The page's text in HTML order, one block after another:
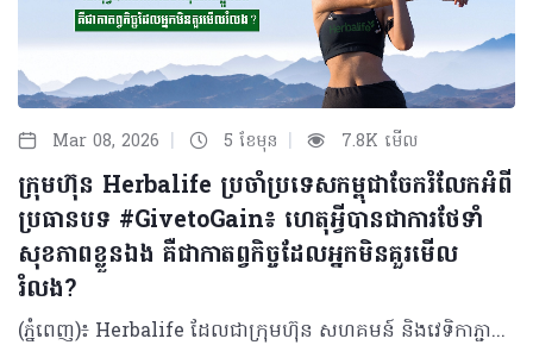
Mar 08, 2026 | 5 ខែមុន | 7.8K មើល
ក្រុមហ៊ុន Herbalife ប្រចាំប្រទេសកម្ពុជាចែករំលែកអំពី
ប្រធានបទ #GivetoGain៖ ហេតុអ្វីបានជាការថែទាំ
សុខភាពខ្លួនឯង គឺជាកាតព្វកិច្ចដែលអ្នកមិនគួរមើល
រំលង?
(ភ្នំពេញ)៖ Herbalife ដែលជាក្រុមហ៊ុន សហគមន៍ និងវេទិកាភ្ជាប់ទំនាក់ទំនង លំដាប់ថ្នាក់ពិភពលោក ផ្នែកសុខភាព និងសុខុមាលភាពបានចែករំលែកអំពី មូលហេតុដែលការថែទាំសុខភាពខ្លួនឯង គឺជាកាតព្វកិច្ចដែលអ្នកមិនគួរមើលរំលង។ ខណៈដែលយើងប្រារព្ធទិវានារីអន្តរជាតិឆ្នាំ ២០២៦ ប្រធានបទ #GiveToGain លើកទឹកចិត្តឱ្យមានការផ្លាស់ប្តូរវិជ្ជមានយូរអង្វែង មិនត្រឹមតែសម្រាប់អ្នកដទៃប៉ុណ្ណោះទេ ប៉ុន្តែគឺសម្រាប់ខ្លួនយើងផ្ទាល់ផងដែរ។ នៅក្នុងគ្រួសារជាច្រើននៅតំបន់អាស៊ីប៉ាស៊ីហ្វិក ស្ត្រីតែងតែរ៉ាប់រងតួនាទីជាច្រើនក្នុងពេលតែមួយ ជាអ្នកជំនាញនៅកន្លែងធ្វើការ ជាអ្នកសម្រេចចិត្តចំពោះកិច្ចការនានានៅផ្ទះ ហើយក៏ជាបង្គោលដ៏រឹងមាំផ្នែកស្មារតីសម្រាប់សមាជិកគ្រួសារទាំងមូលផងដែរ។ ការទទួលខុសត្រូវច្រើនទាំងនេះ តែងតែធ្វើឱ្យមានការទទួលទានអាហារមិនដិតដល់ ឬទាំងប្រញាប់ប្រញាល់ គេងមិនបានគ្រប់គ្រាន់ ភាពតានតឹងកើនឡើង ដែលនាំឱ្យសុខភាព និងសុខុមាលភាពធ្លាក់ចុះ ហើយជារឿយៗច្រើនតែត្រូវបានមើលរំលង។ ក្នុងនាមជាសមាជិកនៃក្រុមប្រឹក្សាយោបល់ផ្នែករបបអាហាររបស់ Herbalife ដែលធ្វើការជាមួយប្រទេសក្នុងតំបន់អាស៊ីប៉ាស៊ីហ្វិក មានការពិតមួយដែលខ្ញុំសង្កេតឃើញម្តងហើយម្តងទៀត៖ នៅពេលដែលស្ត្រីចាប់ផ្តើមវិនិយោគលើសុខភាពផ្ទាល់ខ្លួន គ្រួសារ កន្លែងធ្វើការ និងមនុស្សជំនាន់ក្រោយរបស់ពួកគេក៏ទទួលបានផលប្រយោជន៍ផងដែរ។ តាមរយៈការធ្វើការយ៉ាងជិតស្និទ្ធជាមួយស្ត្រីដែលត្រូវរ៉ាប់រងការទទួលខុសត្រូវច្រើន ប្រធានបទ #GiveToGain បានគូសបញ្ជាក់ពីការពិតដ៏សាមញ្ញមួយ៖ ការថែទាំសុខភាពខ្លួនឯង គឺជាមធ្យោបាយដ៏មានប្រសិទ្ធភាពបំផុតមួយ ដើម្បីរក្សាថាមពល និងភាពធន់ដែលចាំបាច់សម្រាប់ទ្រទ្រង់ទាំងការងារ និងគ្រួសារ។ ការផ្តល់ឱ្យរាងកាយ៖ តួនាទីនៃអាហារូបត្ថម្ភ និងជាតិទឹក ស្ត្រីនៅទូទាំងតំបន់ ក៏កំពុងប្រឈមមុខនឹងបញ្ហាអាហារូបត្ថម្ភដែលគួរឱ្យកត់សម្គាល់។ របាយការណ៍នានាបង្ហាញថា អត្រាលើសទម្ងន់ចំពោះមនុស្សពេញវ័យមានការកើនឡើងជាលំដាប់ ខណៈដែលបញ្ហាកុមារក្រិន និងជំងឺស្លេកស្លាំងនៅតែបន្តរីករាលដាលក្នុងចំណោមស្ត្រីក្នុងវ័យបន្តពូជ។ បន្ទុកទ្វេដងនេះប៉ះពាល់ដល់គ្រប់ទិដ្ឋភាពទាំងអស់ចាប់តាំងពីសុខភាពមាតា និងទារក រហូតដល់ថាមពលប្រចាំថ្ងៃ និងភាពរឹងមាំផ្នែកស្មារតី ដែលកាន់តែបញ្ជាក់ពីភាពចាំបាច់សម្រាប់ស្ត្រី ក្នុងការយកចិត្តទុកដាក់ពីសុខភាព និងសុខុមាលភាពរបស់ខ្លួនតាមរយៈការជ្រើសរើសដ៏ត្រឹមត្រូវ និងប្រកបដោយការយល់ដឹង។ អាហារូបត្ថម្ភគឺជាគ្រឹះនៃសុខភាព ដែលជួយទ្រទ្រង់ដល់កម្រិតថាមពល ស្ថិរភាពមេតាប៉ូលីស ប្រព័ន្ធភាពស៊ាំរឹងមាំ និងការឈានចូលវ័យជរាប្រកបដោយសុខភាពល្អពេញមួយជីវិតរបស់ស្ត្រី។ ការសិក្សានានាបានបង្ហាញថា កង្វះមីក្រូសារជាតិ ជាពិសេសជាតិដែក ហ្វូឡាត (folate) និងវីតាមីន B12 គឺជារឿងធម្មតាក្នុងចំណោមស្ត្រីក្នុងវ័យបន្តពូជនៅទូទាំងអាស៊ី បើទោះបីជាពួកគេទទួលបានបរិមាណកាឡូរីគ្រប់គ្រាន់ក៏ដោយ។ ការញ៉ាំទឹកឱ្យបានគ្រប់គ្រាន់ (ប្រហែល ២ លីត្រក្នុងមួយថ្ងៃ) ជួយឱ្យរាងកាយប្រើប្រាស់សារធាតុចិញ្ចឹមបានល្អ និងរក្សាមុខងារប្រចាំថ្ងៃ។ ដើម្បីរក្សាសុខភាពឱ្យបានល្អ ស្ត្រីគួរទម្លាប់យកទឹកតាមខ្លួន ជ្រើសរើសភេសជ្ជៈដែលមានជាតិស្ករទាប និងកម្រិតការញ៉ាំជាតិកាហ្វេអ៊ីនឱ្យបានសមស្រប ដើម្បីកុំឱ្យប៉ះពាល់ដល់តុល្យភាពជាតិទឹកក្នុងរាងកាយ។ ការផ្លាស់ប្តូរអ័រម៉ូន កំណត់តម្រូវការអាហារូបត្ថម្ភ ពេញមួយជីវិតរបស់ស្ត្រី តម្រូវការអាហារូបត្ថម្ភវិវឌ្ឍទៅតាមការផ្លាស់ប្តូរអ័រម៉ូន។ ឧទាហរណ៍៖ ក្នុងអំឡុងពេលមានរដូវ៖ ការបាត់បង់ជាតិដែកជាទៀងទាត់បានបង្កើនតម្រូវការអាហារដែលសម្បូរជាតិដែក ដូចជា សាច់គ្មានខ្លាញ់ សណ្តែកលីងទីល (lentils) សណ្តែកគ្រប់ប្រភេទ បន្លែស្លឹកបៃតង និងគ្រាប់ធញ្ញជាតិដែលបន្ថែមសារធាតុចិញ្ចឹម។ ការទទួលទានអាហារទាំងនេះ រួមជាមួយផ្លែឈើ និងបន្លែដែលសម្បូរវីតាមីន C នឹងជួយបង្កើនប្រសិទ្ធភាពនៃការបឺតស្រូបជាតិដែកចូលទៅក្នុងរាងកាយ។ ដំណាក់កាលអស់រដូវ៖ នាំមកនូវការប្រែប្រួលអ័រម៉ូន និងការផ្លាស់ប្តូរប្រព័ន្ធមេតាប៉ូលីស ដែលបង្កើនហានិភ័យនៃជំងឺសរសៃឈាមបេះដូង។ ដើម្បីទប់ស្កាត់បញ្ហានេះ ស្ត្រីគួរផ្ដោតលើការញ៉ាំបន្លែ ផ្លែឈើ និងអាហារសម្បូរអូមេហ្គា-៣ (ដូចជាត្រី និងគ្រាប់ធញ្ញជាតិ) ដើម្បីរក្សាកម្រិតកូឡេស្តេរ៉ុលឱ្យមានតុល្យភាព បន្ថែមពីនេះការញ៉ាំអាហារដែលមានជាតិសរសៃខ្ពស់ (ដូចជា សណ្តែក ផ្លែប៉ោមជាដើម) នឹងជួយគ្រប់គ្រងជាតិខ្លាញ់ក្នុងឈាម និងជួយឱ្យឆាប់ឆ្អែត ដែលមានប្រយោជន៍ខ្លាំងក្នុងការរក្សារាង និងទម្ងន់។ ចាប់ពីវ័យ ៤០ ឆ្នាំឡើងទៅ៖ ការថយចុះអរម៉ូនអ៊ឹស្ត្រូសែន (estrogen) អាចពន្លឿនការបាត់បង់កម្លាំងសាច់ដុំតាមអាយុ (sarcopenia)។ ការធ្វើសកម្មភាពរាងកាយឱ្យបានគ្រប់គ្រាន់ រួមទាំងការហាត់ប្រាណដែលផ្តោតលើការពង្រឹងកម្លាំង (resistance training) និងការទទួលទានប្រូតេអ៊ីនគ្រប់គ្រាន់ គឺចាំបាច់ណាស់សម្រាប់រក្សាសាច់ដុំ និងកម្លាំង។ ការប្រើប្រាស់អាហារបំប៉នអាចជួយបំពេញចន្លោះខ្វះខាតនៃរបបអាហារ ប៉ុន្តែគួរតែត្រូវបានរៀបចំឡើងឱ្យស្របតាមតម្រូវការបុគ្គល និងណែនាំដោយអ្នកជំនាញ ឬគ្រូបង្វឹកដែលមានការបណ្តុះបណ្តាលត្រឹមត្រូវ។ ទំនាក់ទំនងរវាងភាពតានតឹង ការគេង និងការគ្រប់គ្រងទម្ងន់ ការគេងលក់ស្កប់ស្កល់ ការហាត់ប្រាណ និងការគ្រប់គ្រងស្ត្រេស គឺជាកត្តាដែលមិនអាចខ្វះបានក្នុងការរក្សាទម្ងន់ និងសម្រស់ស្បែក។ ការអនុវត្តទម្លាប់ទាំងនេះឱ្យបានជាប់លាប់ នឹងជួយឱ្យអ័រម៉ូនមានតុល្យភាព ជម្រុញប្រព័ន្ធដុតរំលាយអាហារ និងជួយឱ្យរាងកាយមានសមត្ថភាពជួសជុលកោសិកាដែលខូចខាតឡើងវិញបានយ៉ាងល្អ។ ការហាត់ប្រាណកម្រិតមធ្យម ១៥០ នាទីក្នុងមួយសប្តាហ៍ រួមជាមួយលំហាត់ប្រាណដែលផ្តោតលើការពង្រឹងកម្លាំង ជួយពង្រឹងសរសៃឈាមបេះដូង សាច់ដុំ ឆ្អឹង និងគុណភាពនៃការគេង ដែលជាកត្តាចាំបាច់បំផុតសម្រាប់ស្ត្រីវ័យអស់រដូវ។ បន្ថែមពីនេះ ការគេងឱ្យទៀងពេល និងការកាត់បន្ថយការប្រើទូរស័ព្ទមុនចូលគេង គឺជាគ្រឹះដ៏សំខាន់ក្នុងការទ្រទ្រង់ប្រព័ន្ធដុតរំលាយអាហារ ជួយដល់ការគ្រប់គ្រងទម្ងន់ និងធានាបាននូវវ័យជរាដែលមានសុខភាពល្អ។ របបអាហារត្រឹមត្រូវ (ដូចជាអូមេហ្គា-៣ ញ៉ាំទឹកឱ្យគ្រប់គ្រាន់ និងទៀងពេល) ជួយកាត់បន្ថយស្ត្រេស ធ្វើឱ្យគេងលក់ស្រួល និងរក្សាតុល្យភាពអារម្មណ៍ឱ្យបានល្អ ទោះបីជាត្រូវប្រឈមនឹងសម្ពាធការងារប្រចាំថ្ងៃក៏ដោយ។ ការស្រាវជ្រាវក៏បានរកឃើញដែរថា ការគាំទ្រពីសង្គមជួយឱ្យស្ត្រីមានផ្លូវចិត្តល្អ និងដោះស្រាយបញ្ហាបានពូកែ។ កាលណាស្ត្រីមានសុខភាពល្អ វានឹងជម្រុញឱ្យគ្រួសារ សហគមន៍ និងសេដ្ឋកិច្ចទាំងមូល រីកចម្រើន និងរឹងមាំទៅតាមនោះដែរ។ សរុបសេចក្តីមកវិញ សុខុមាលភាពក្នុងរយៈពេលយូរអង្វែង កើតចេញពីការជ្រើសរើសថែទាំ និងចិញ្ចឹមបីបាច់រាងកាយឱ្យបានទៀងទាត់ជារៀងរាល់ថ្ងៃ ជាជាងការចាំទាល់តែមានរោគសញ្ញាឈឺទើបចាប់ផ្តើមការពារ។ អំពីក្រុមហ៊ុន Herbalife ក្រុមហ៊ុន Herbalife (NYSE: HLF) គឺជាក្រុមហ៊ុនសុខភាព និងសុខុមាលភាពឈានមុខគេ និងជាសហគមន៍ដែលកំពុងផ្លាស់ប្តូរជីវិតរបស់មនុស្សជាមួយនឹងផលិតផលអាហារូបត្ថម្ភដ៏អស្ចារ្យ និងជាឱកាសអាជីវកម្មសម្រាប់សមាជិកឯករាជ្យរបស់ខ្លួនចាប់តាំងពីឆ្នាំ 1980។ ក្រុមហ៊ុនផ្តល់ជូននូវផលិតផលដែលគាំទ្រដោយវិទ្យាសាស្រ្តដល់អ្នកប្រើប្រាស់នៅក្នុងទីផ្សារជាង 90។ តាមរយៈសមាជិកឯករាជ្យដែលផ្តល់ជូននូវការបណ្តុះបណ្តាលមួយទល់មួយ និងផ្តល់ការគាំទ្រសហគមន៍ដោយបំផុសគំនិតឱ្យអតិថិជនប្រកាន់ខ្ជាប់នូវរបៀបរស់នៅដែលមានភាពសកម្ម។